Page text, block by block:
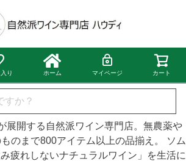
り ホーム マイページ カート
展開する自然派ワイン専門店。無農薬や
のまで800アイテム以上の品揃え。 ソム
疲れしないナチュラルワイン」を生活に